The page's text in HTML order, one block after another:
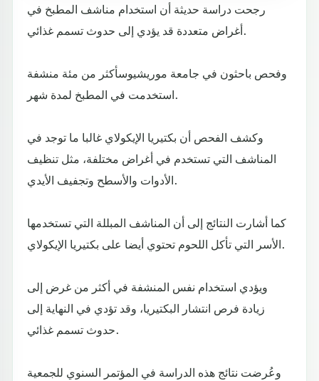
رجحت دراسة حديثة أن استخدام مناشف المطبخ في
أغراض متعددة قد يؤدي إلى حدوث تسمم غذائي.
وفحص باحثون في جامعة موريشيوسأكثر من مئة منشفة
استخدمت في المطبخ لمدة شهر.
وكشف الفحص أن بكتيريا الإيكولاي غالبا ما توجد في
المناشف التي تستخدم في أغراض مختلفة، مثل تنظيف
الأدوات والأسطح وتجفيف الأيدي.
كما أشارت النتائج إلى أن المناشف المبللة التي تستخدمها
الأسر التي تأكل اللحوم تحتوي أيضا على بكتيريا الإيكولاي.
ويؤدي استخدام نفس المنشفة في أكثر من غرض إلى
زيادة فرص انتشار البكتيريا، وقد تؤدي في النهاية إلى
حدوث تسمم غذائي.
وعُرضت نتائج هذه الدراسة في المؤتمر السنوي للجمعية